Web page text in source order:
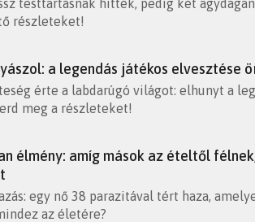
testtartásnak hitték, pedig két
részleteket!
a legendás játékos elvesztése
érte a labdarúgó világot: elhunyt a
meg a részleteket!
élmény: amíg mások az ételtől
egy nő 38 parazitával tért haza,
az életére?